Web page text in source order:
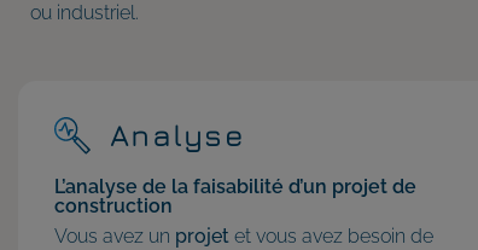
ou industriel.
Analyse
L’analyse de la faisabilité d’un projet de
construction
Vous avez un projet et vous avez besoin de